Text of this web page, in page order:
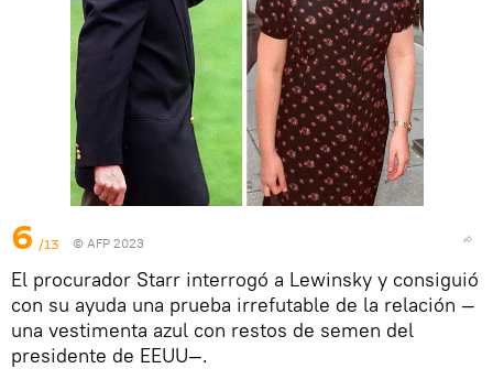
6 /13 © AFP 2023
El procurador Starr interrogó a Lewinsky y consiguió
con su ayuda una prueba irrefutable de la relación —
una vestimenta azul con restos de semen del
presidente de EEUU—.